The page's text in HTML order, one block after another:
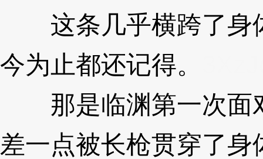
这条几乎横跨了身
今为止都还记得。
那是临渊第一次面
差一点被长枪贯穿了